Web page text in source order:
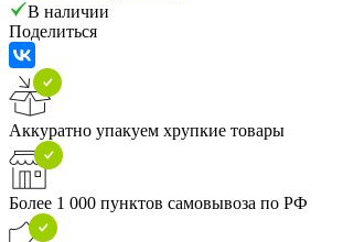
В наличии
Поделиться
Аккуратно упакуем хрупкие товары
Более 1 000 пунктов самовывоза по РФ